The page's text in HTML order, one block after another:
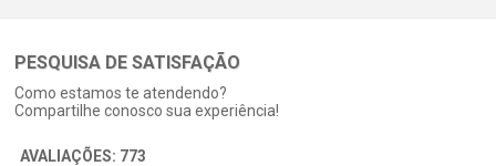
PESQUISA DE SATISFAÇÃO
Como estamos te atendendo?
Compartilhe conosco sua experiência!
AVALIAÇÕES: 773